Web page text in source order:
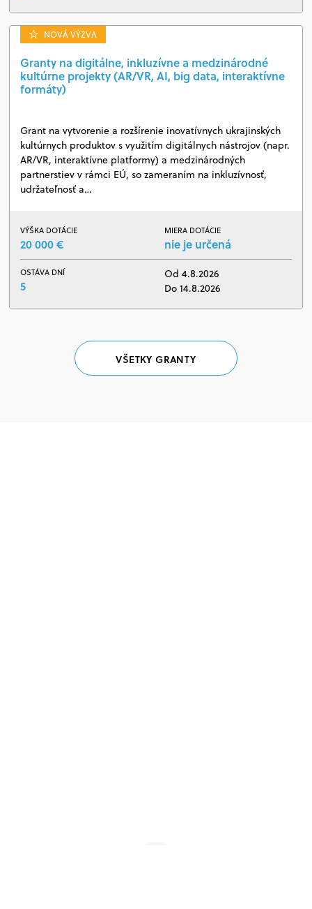
NOVÁ VÝZVA
Granty na digitálne, inkluzívne a medzinárodné
kultúrne projekty (AR/VR, AI, big data, interaktívne
formáty)
Grant na vytvorenie a rozšírenie inovatívnych ukrajinských
kultúrnych produktov s využitím digitálnych nástrojov (napr.
AR/VR, interaktívne platformy) a medzinárodných
partnerstiev v rámci EÚ, so zameraním na inkluzívnosť,
udržateľnosť a…
VÝŠKA DOTÁCIE
20 000 €
MIERA DOTÁCIE
nie je určená
OSTÁVA DNÍ
5
Od 4.8.2026
Do 14.8.2026
VŠETKY GRANTY